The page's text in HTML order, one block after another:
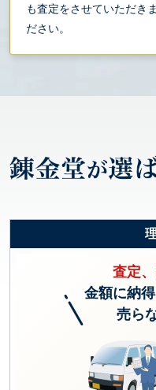
も査定をさせていただき
ださい。
査定
金額に納
売ら